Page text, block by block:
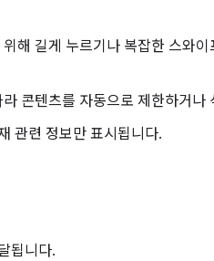
해 길게 누르기나 복잡한 스와
콘텐츠를 자동으로 제한하거나
관련 정보만 표시됩니다.
됩니다.